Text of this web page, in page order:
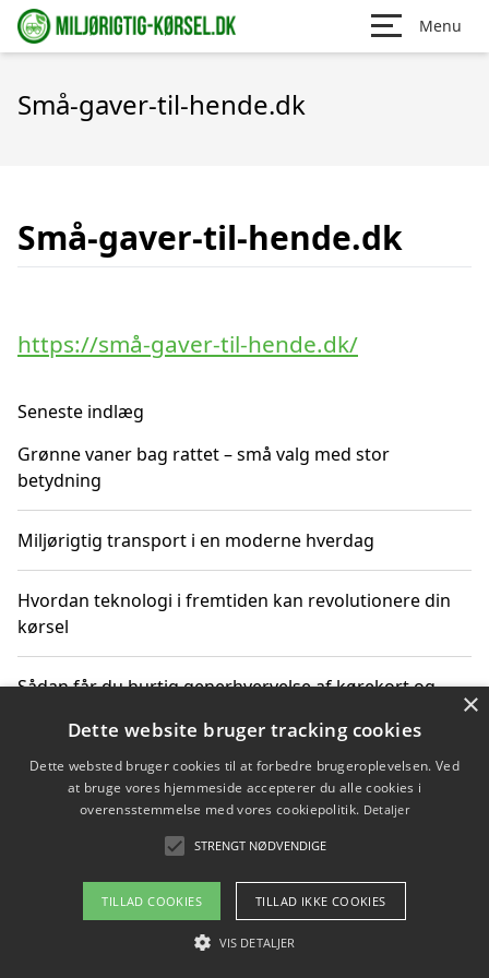
Menu
Små-gaver-til-hende.dk
Små-gaver-til-hende.dk
https://små-gaver-til-hende.dk/
Seneste indlæg
Grønne vaner bag rattet – små valg med stor
betydning
Miljørigtig transport i en moderne hverdag
Hvordan teknologi i fremtiden kan revolutionere din
kørsel
Sådan får du hurtig generhvervelse af kørekort og
Sådan lærer du miljørigtig kørsel hos en køreskole i
Gentofte
Copyright 2026 - Pilanto Aps
Om / kontakt
×
Dette website bruger tracking cookies
Dette websted bruger cookies til at forbedre brugeroplevelsen. Ved
at bruge vores hjemmeside accepterer du alle cookies i
overensstemmelse med vores cookiepolitik. Detaljer
STRENGT NØDVENDIGE
TILLAD COOKIES TILLAD IKKE COOKIES
VIS DETALJER